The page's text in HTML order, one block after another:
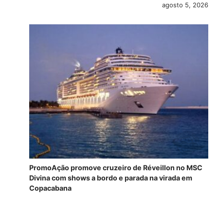
agosto 5, 2026
PromoAção promove cruzeiro de Réveillon no MSC
Divina com shows a bordo e parada na virada em
Copacabana